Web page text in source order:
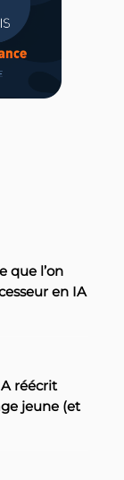
que l’on
en IA
réécrit
jeune (et